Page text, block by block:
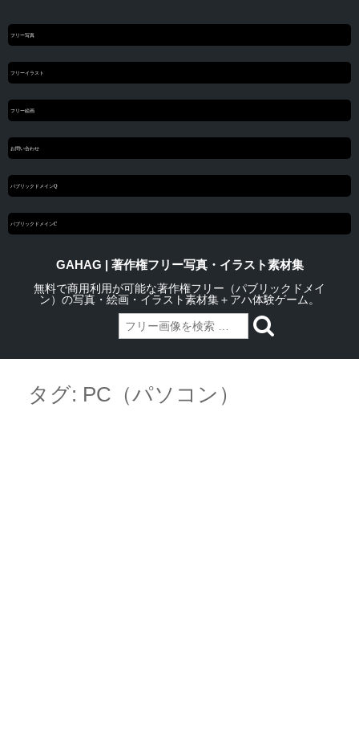
フリー写真
フリーイラスト
フリー絵画
お問い合わせ
パブリックドメインQ
パブリックドメインC
GAHAG | 著作権フリー写真・イラスト素材集
無料で商用利用が可能な著作権フリー（パブリックドメイ
ン）の写真・絵画・イラスト素材集＋アハ体験ゲーム。
contentタグ: PC（パソコン）